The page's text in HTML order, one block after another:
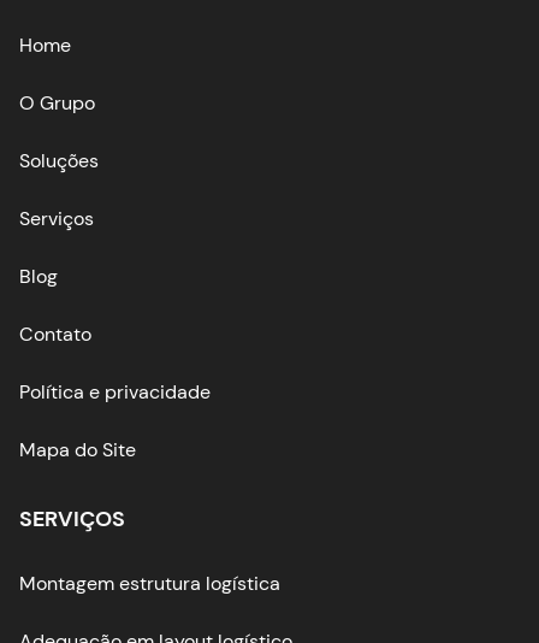
Home
O Grupo
Soluções
Serviços
Blog
Contato
Política e privacidade
Mapa do Site
SERVIÇOS
Montagem estrutura logística